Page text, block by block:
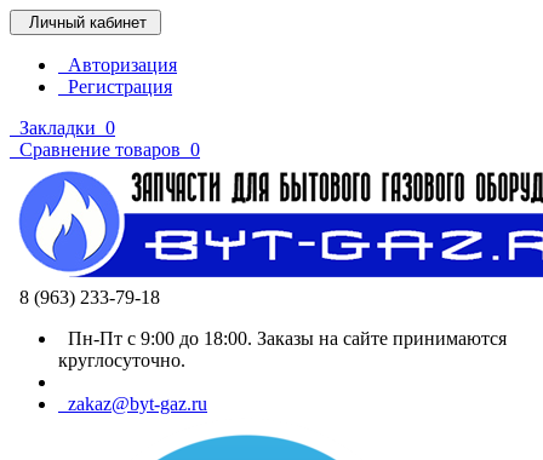
Личный кабинет
Авторизация
Регистрация
Закладки 0
Сравнение товаров 0
8 (963) 233-79-18
Пн-Пт с 9:00 до 18:00. Заказы на сайте принимаются
круглосуточно.
zakaz@byt-gaz.ru